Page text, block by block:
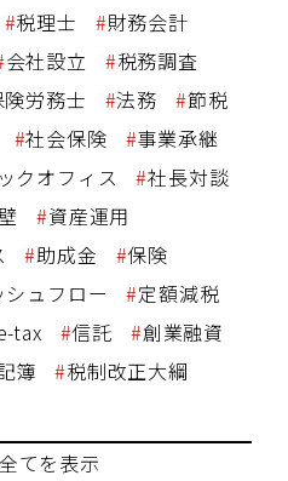
税理士
財務会計
会社設立
税務調査
労務士 法務
節税
社会保険
事業承継
クオフィス
社長対談
資産運用
助成金
保険
シュフロー
定額減税
tax 信託
創業融資
簿
税制改正大綱
てを表示